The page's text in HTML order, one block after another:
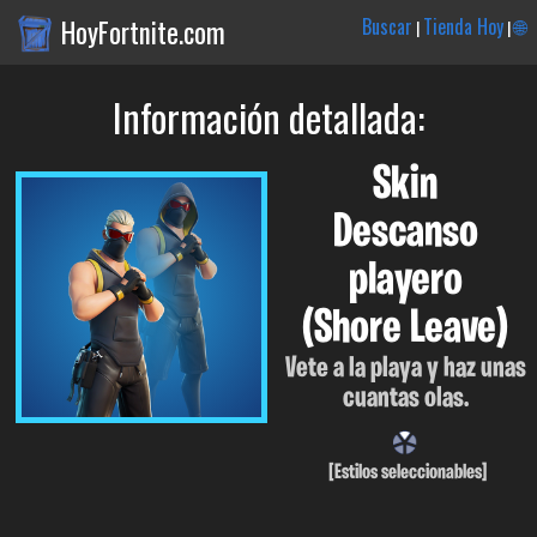
HoyFortnite.com Buscar |Tienda Hoy|🌐
Información detallada:
Skin
Descanso
playero
(Shore Leave)
Vete a la playa y haz unas
cuantas olas.
[Estilos seleccionables]